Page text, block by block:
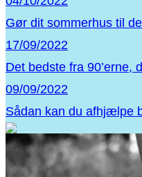
Gør dit sommerhus til
17/09/2022
Det bedste fra 90’erne,
09/09/2022
Sådan kan du afhjælpe